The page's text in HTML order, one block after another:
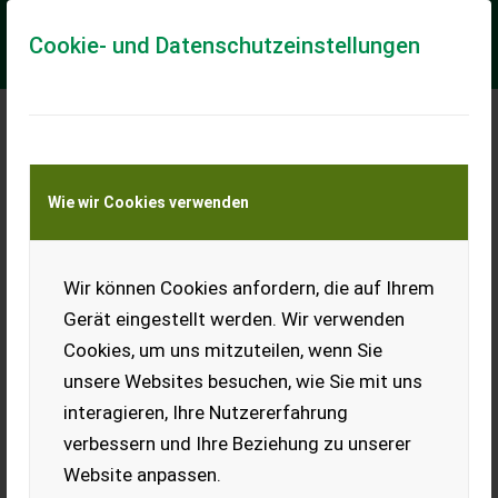
Cookie- und Datenschutzeinstellungen
Wie wir Cookies verwenden
Wir können Cookies anfordern, die auf Ihrem
Gerät eingestellt werden. Wir verwenden
Cookies, um uns mitzuteilen, wenn Sie
unsere Websites besuchen, wie Sie mit uns
interagieren, Ihre Nutzererfahrung
verbessern und Ihre Beziehung zu unserer
Website anpassen.
Meine Transportkostenanfrage
Transport von Land- und Baumaschinen –
KEINE Tiertransporte
Klimakühler Golf
EUR 0